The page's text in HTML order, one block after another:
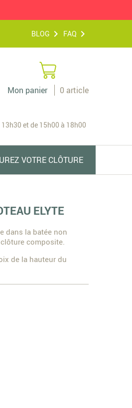
BLOG FAQ
Mon panier 0 article
et de 15h00 à 18h00
VOTRE CLÔTURE
ELYTE
dans la batée non
composite.
de la hauteur du